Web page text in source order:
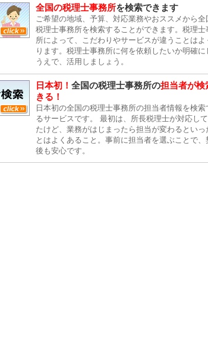
全国の税理士事務所を検索できます
ご希望の地域、予算、対応業務やおススメから全
税理士事務所を検索することができます。税理士
所によって、こだわりやサービスが違うことはよ
ります。税理士事務所に何を依頼したいか明確に
うえで、活用しましょう。
日本初！ 全国の税理士事務所の担当者が検
きる！
日本初の全国の税理士事務所の担当者情報を検索
るサービスです。 最初は、所長税理士が対応し
たけど、業務がはじまったら担当が変わるといっ
とはよくあること。事前に担当者を選ぶことで、
後も安心です。